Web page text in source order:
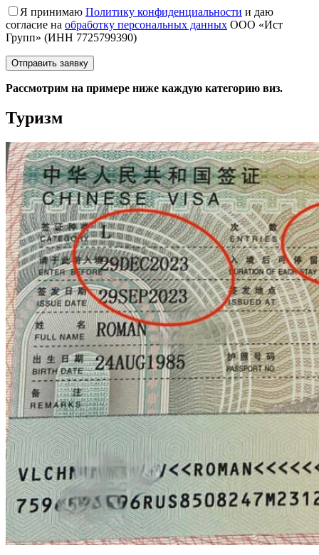
Я принимаю Политику конфиденциальности и даю
согласие на обработку персональных данных ООО «Ист
Групп» (ИНН 7725799390)
Рассмотрим на примере ниже каждую категорию виз.
Туризм